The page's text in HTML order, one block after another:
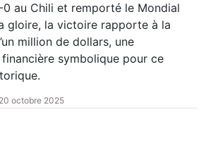
0 au Chili et remporté le Mondial
gloire, la victoire rapporte à la
million de dollars, une
symbolique pour ce
20 octobre 2025